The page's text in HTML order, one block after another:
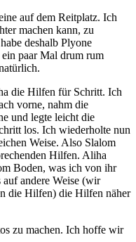
auf dem Reitplatz. Ich
machen kann, zu
deshalb Plyone
paar Mal drum rum
die Hilfen für Schritt. Ich
vorne, nahm die
und legte leicht die
los. Ich wiederholte nun
Weise. Also Slalom
Hilfen. Aliha
Boden, was ich von ihr
andere Weise (wir
die Hilfen) die Hilfen näher
zu machen. Ich hoffe wir